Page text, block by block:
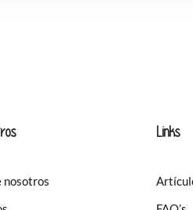
nosotros
Links